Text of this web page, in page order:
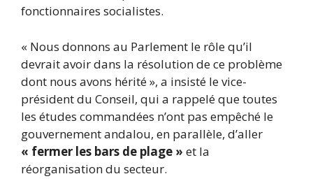
fonctionnaires socialistes.
« Nous donnons au Parlement le rôle qu’il
devrait avoir dans la résolution de ce problème
dont nous avons hérité », a insisté le vice-
président du Conseil, qui a rappelé que toutes
les études commandées n’ont pas empêché le
gouvernement andalou, en parallèle, d’aller
« fermer les bars de plage » et la
réorganisation du secteur.